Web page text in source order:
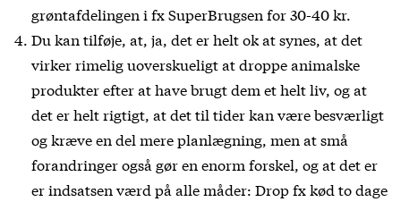
grøntafdelingen i fx SuperBrugsen for 30-40 kr.
Du kan tilføje, at, ja, det er helt ok at synes, at det
virker rimelig uoverskueligt at droppe animalske
produkter efter at have brugt dem et helt liv, og at
det er helt rigtigt, at det til tider kan være besværligt
og kræve en del mere planlægning, men at små
forandringer også gør en enorm forskel, og at det er
er indsatsen værd på alle måder: Drop fx kød to dage